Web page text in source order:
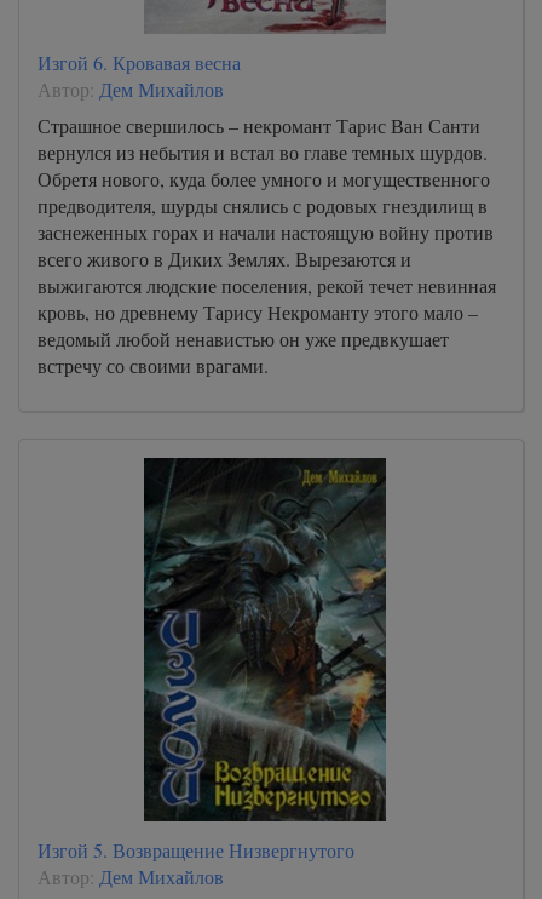
Изгой 6. Кровавая весна
Автор: Дем Михайлов
Страшное свершилось – некромант Тарис Ван Санти
вернулся из небытия и встал во главе темных шурдов.
Обретя нового, куда более умного и могущественного
предводителя, шурды снялись с родовых гнездилищ в
заснеженных горах и начали настоящую войну против
всего живого в Диких Землях. Вырезаются и
выжигаются людские поселения, рекой течет невинная
кровь, но древнему Тарису Некроманту этого мало –
ведомый любой ненавистью он уже предвкушает
встречу со своими врагами.
Изгой 5. Возвращение Низвергнутого
Автор: Дем Михайлов